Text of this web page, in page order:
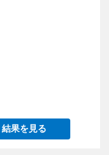
結果を見る